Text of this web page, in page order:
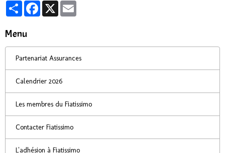
PartagerFacebook
X
Menu
Partenariat Assurances
Calendrier 2026
Les membres du Fiatissimo
Contacter Fiatissimo
L'adhésion à Fiatissimo